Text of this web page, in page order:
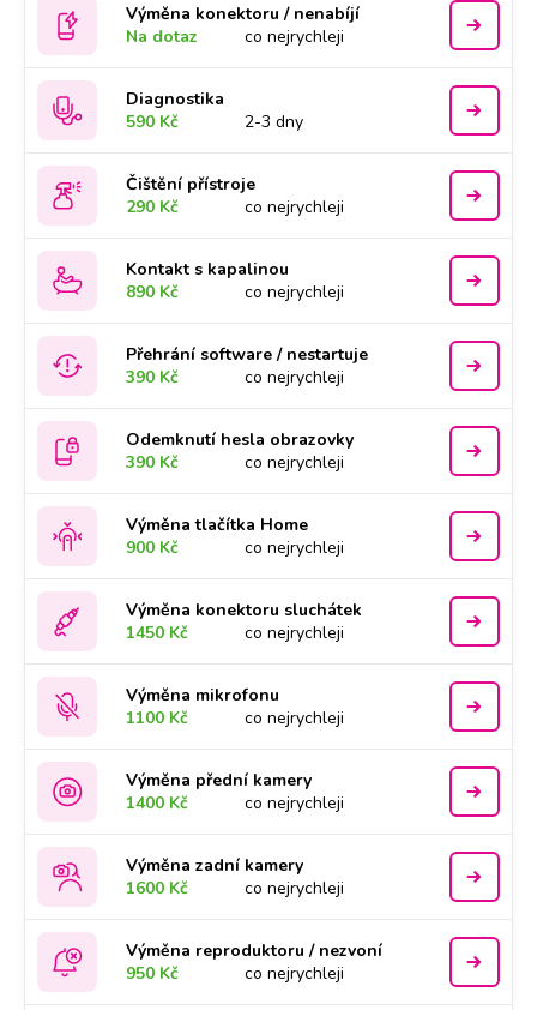
Výměna konektoru / nenabíjí
Na dotaz
co nejrychleji
Diagnostika
590 Kč
2-3 dny
Čištění přístroje
290 Kč
co nejrychleji
Kontakt s kapalinou
890 Kč
co nejrychleji
Přehrání software / nestartuje
390 Kč
co nejrychleji
Odemknutí hesla obrazovky
390 Kč
co nejrychleji
Výměna tlačítka Home
900 Kč
co nejrychleji
Výměna konektoru sluchátek
1450 Kč
co nejrychleji
Výměna mikrofonu
1100 Kč
co nejrychleji
Výměna přední kamery
1400 Kč
co nejrychleji
Výměna zadní kamery
1600 Kč
co nejrychleji
Výměna reproduktoru / nezvoní
950 Kč
co nejrychleji